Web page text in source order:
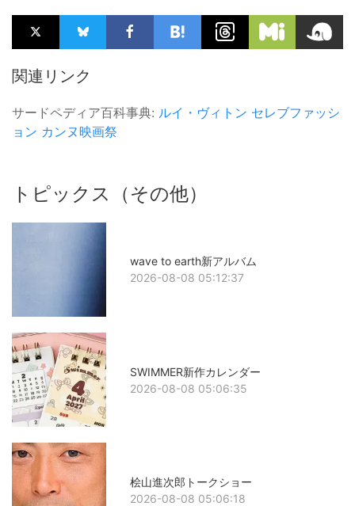
関連リンク
サードペディア百科事典: ルイ・ヴィトン セレブファッシ
ョン カンヌ映画祭
トピックス（その他）
wave to earth新アルバム
2026-08-08 05:12:37
SWIMMER新作カレンダー
2026-08-08 05:06:35
桧山進次郎トークショー
2026-08-08 05:06:18